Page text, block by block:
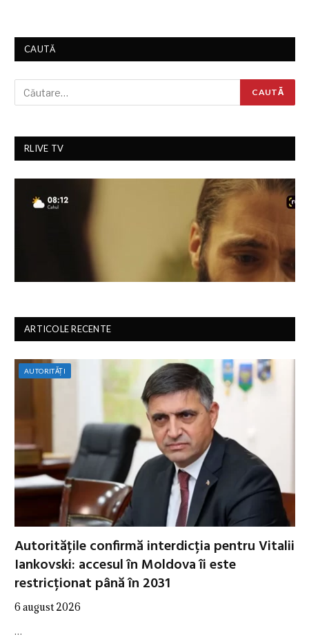
CAUTĂ
RLIVE TV
ARTICOLE RECENTE
AUTORITĂȚI
Autoritățile confirmă interdicția pentru Vitalii
Iankovski: accesul în Moldova îi este
restricționat până în 2031
6 august 2026
…